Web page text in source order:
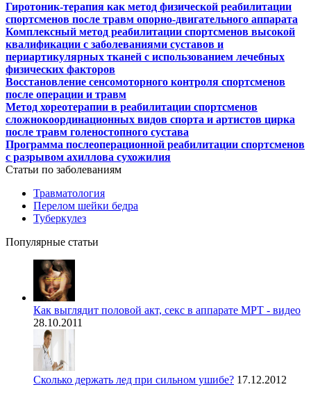
Гиротоник-терапия как метод физической реабилитации
спортсменов после травм опорно-двигательного аппарата
Комплексный метод реабилитации спортсменов высокой
квалификации с заболеваниями суставов и
периартикулярных тканей с использованием лечебных
физических факторов
Восстановление сенсомоторного контроля спортсменов
после операции и травм
Метод хореотерапии в реабилитации спортсменов
сложнокоординационных видов спорта и артистов цирка
после травм голеностопного сустава
Программа послеоперационной реабилитации спортсменов
с разрывом ахиллова сухожилия
Статьи по заболеваниям
Травматология
Перелом шейки бедра
Туберкулез
Популярные статьи
Как выглядит половой акт, секс в аппарате МРТ - видео
28.10.2011
Сколько держать лед при сильном ушибе? 17.12.2012